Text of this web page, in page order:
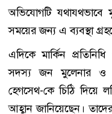
অভিযোগটি
সময়ের জন্য এ ব্যবস্থা
এদিকে মার্কিন
সদস্য জন মুলেনার ও
হেগসেথ-কে চিঠি দিয়ে
আহ্বান জানিয়েছেন।